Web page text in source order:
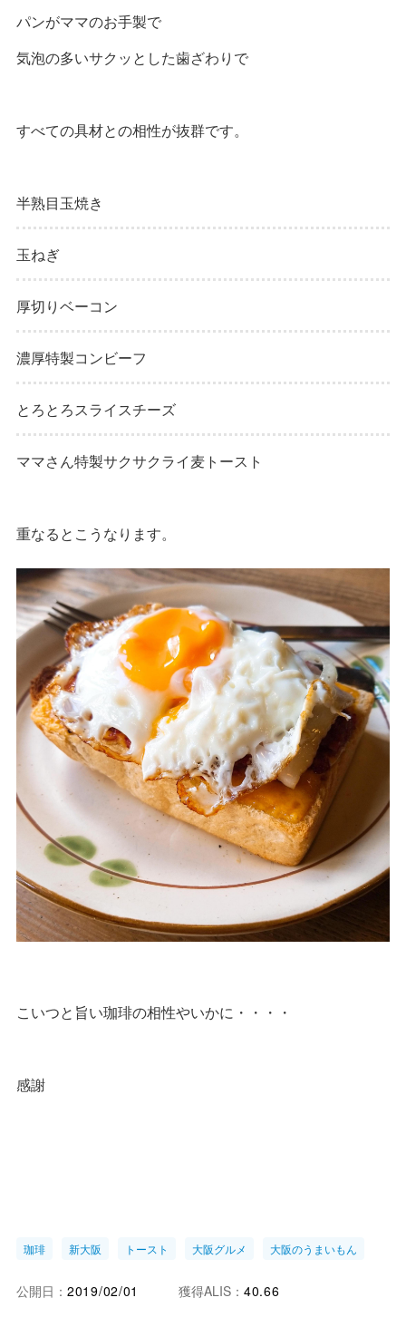
パンがママのお手製で
気泡の多いサクッとした歯ざわりで
すべての具材との相性が抜群です。
半熟目玉焼き
玉ねぎ
厚切りベーコン
濃厚特製コンビーフ
とろとろスライスチーズ
ママさん特製サクサクライ麦トースト
重なるとこうなります。
こいつと旨い珈琲の相性やいかに・・・・
感謝
珈琲 新大阪 トースト 大阪グルメ 大阪のうまいもん
公開日： 2019/02/01 獲得ALIS： 40.66